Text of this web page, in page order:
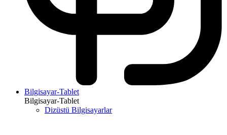
Bilgisayar-Tablet
Bilgisayar-Tablet
Dizüstü Bilgisayarlar